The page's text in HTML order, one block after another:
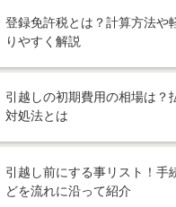
登録免許税とは？計算方法や
りやすく解説
引越しの初期費用の相場は？
対処法とは
引越し前にする事リスト！手
どを流れに沿って紹介